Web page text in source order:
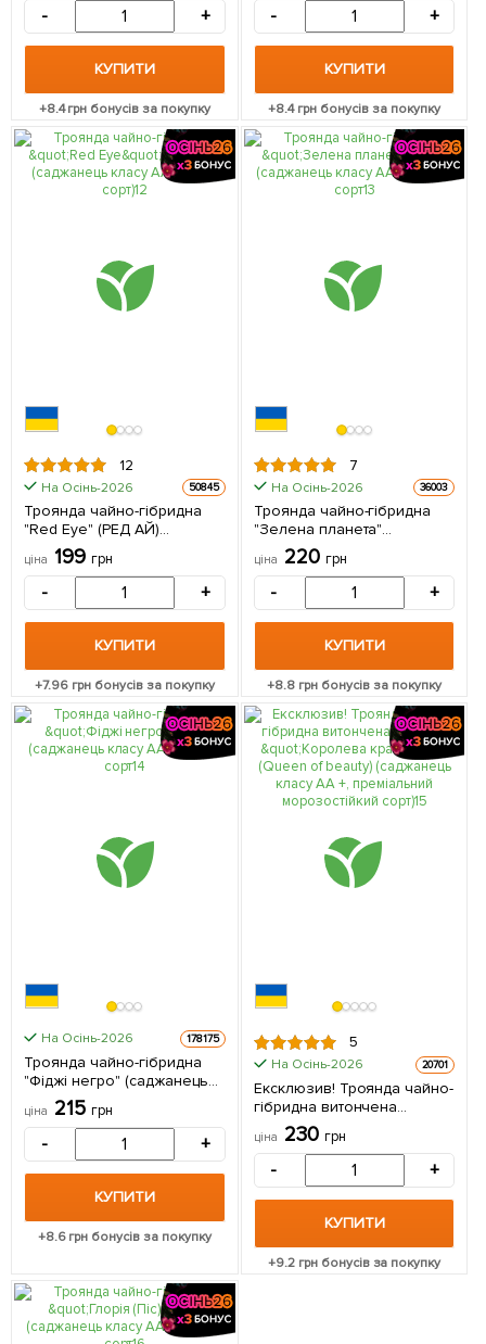
- +
КУПИТИ
+8.4грн бонусів за покупку
- +
КУПИТИ
+8.4грн бонусів за покупку
12
На Осінь-2026 50845
Троянда чайно-гібридна
"Red Eye" (РЕД АЙ)
(саджанець класу АА,
ціна 199 грн
- +
КУПИТИ
+7.96 грн бонусів за покупку
7
На Осінь-2026 36003
Троянда чайно-гібридна
"Зелена планета"
(саджанець класу АА +)
вищий сорт 1 шт в упаковці
ціна 220 грн
- +
КУПИТИ
+8.8 грн бонусів за покупку
На Осінь-2026 178175
Троянда чайно-гібридна
"Фіджі негро" (саджанець
класу АА+) вищий сорт 1
саджанець в упаковці
ціна 215 грн
- +
КУПИТИ
+8.6грн бонусів за покупку
5
На Осінь-2026 20701
Ексклюзив! Троянда чайно-
гібридна витончена
бузкова "Королева краси"
(Queen of beauty)
(саджанець класу АА +,
преміальний
морозостійкий сорт) 1 шт в
ціна 230 грн
- +
КУПИТИ
+9.2грн бонусів за покупку